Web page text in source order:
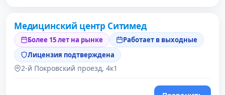
Медицинский центр Ситимед
Более 15 лет на рынке
Работает в выходные
Лицензия подтверждена
2-й Покровский проезд, 4к1